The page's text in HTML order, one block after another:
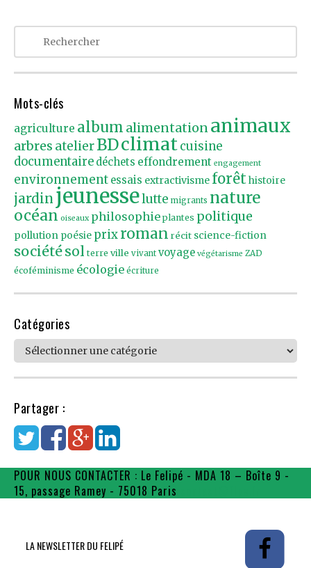
Mots-clés
agriculture album alimentationanimaux
arbres atelierBDclimatcuisine
documentaire déchets effondrement engagement
environnement essais extractivisme forêthistoire
jardin jeunesselutte migrants nature
océan oiseaux philosophie plantes politique
pollution poésie prixroman récit science-fiction
sociétésol terre ville vivant voyage végétarisme ZAD
écoféminisme écologie écriture
Catégories
Catégories
Partager :
POUR NOUS CONTACTER : Le Felipé - MDA 18 – Boîte 9 -
15, passage Ramey - 75018 Paris
LA NEWSLETTER DU FELIPÉ